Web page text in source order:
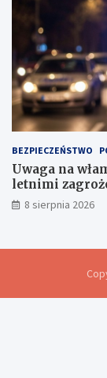
BEZPIECZEŃSTWO
Uwaga na
letnimi
8 sierpnia 2026